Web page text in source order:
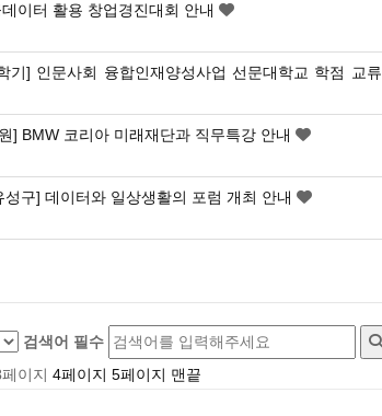
이터 활용 창업경진대회 안내
기] 인문사회 융합인재양성사업 선문대학교 학점 교류
] BMW 코리아 미래재단과 직무특강 안내
성구] 데이터와 일상생활의 포럼 개최 안내
검색어 필수
페이지 4페이지 5페이지 맨끝